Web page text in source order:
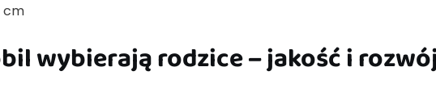
cm
wybierają rodzice – jakość i rozwój